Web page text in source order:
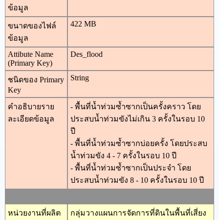
ข้อมูล
ขนาดของไฟล์
ข้อมูล
422 MB
Attibute Name
(Primary Key)
Des_flood
ชนิดของ Primary
Key
String
คำอธิบายราย
ละเอียดข้อมูล
- พื้นที่น้ำท่วมซ้ำซากเป็นครั้งคราว โดย
ประสบน้ำท่วมขังไม่เกิน 3 ครั้งในรอบ 10
ปี
- พื้นที่น้ำท่วมซ้ำซากบ่อยครั้ง โดยประสบ
น้ำท่วมขัง 4 - 7 ครั้งในรอบ 10 ปี
- พื้นที่น้ำท่วมซ้ำซากเป็นประจำ โดย
ประสบน้ำท่วมขัง 8 - 10 ครั้งในรอบ 10 ปี
หน่วยงานที่ผลิต
กลุ่มวางแผนการจัดการที่ดินในพื้นที่เสี่ยง